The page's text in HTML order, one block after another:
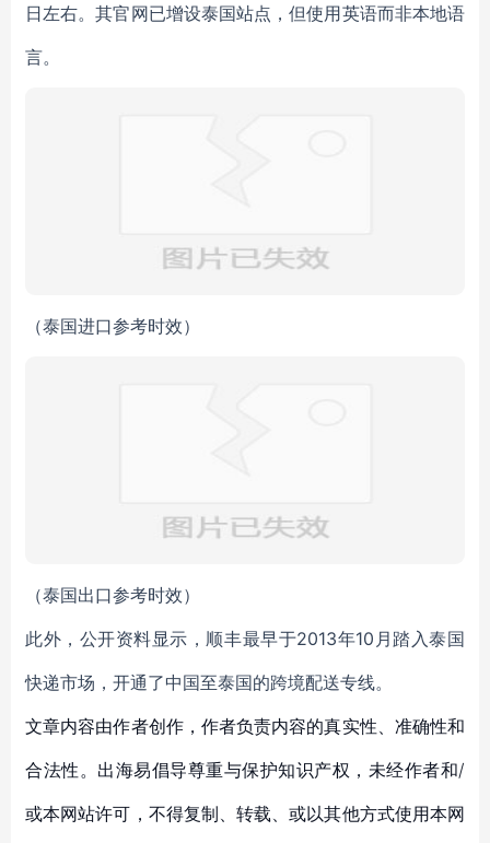
日左右。其官网已增设泰国站点，但使用英语而非本地语
言。
（泰国进口参考时效）
（泰国出口参考时效）
此外，公开资料显示，顺丰最早于2013年10月踏入泰国
快递市场，开通了中国至泰国的跨境配送专线。
文章内容由作者创作，作者负责内容的真实性、准确性和
合法性。出海易倡导尊重与保护知识产权，未经作者和/
或本网站许可，不得复制、转载、或以其他方式使用本网